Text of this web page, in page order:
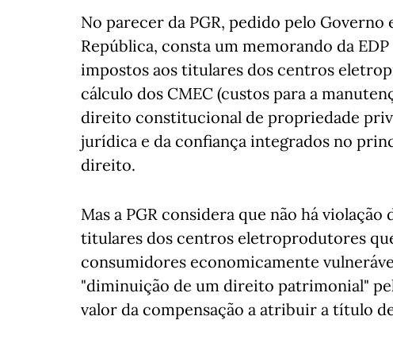
No parecer da PGR, pedido pelo
República, consta um memorando da
impostos aos titulares dos centros
cálculo dos CMEC (custos para a
direito constitucional de propriedade
jurídica e da confiança integrados no
direito.
Mas a PGR considera que não há
titulares dos centros eletroprodutores
consumidores economicamente
"diminuição de um direito patrimonial"
valor da compensação a atribuir a título